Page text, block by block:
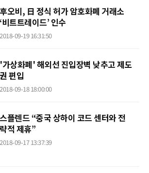
후오비, 日 정식 허가 암호화폐 거래소
‘비트트레이드’ 인수
2018-09-19 16:31:50
'가상화폐' 해외선 진입장벽 낮추고 제도
권 편입
2018-09-18 18:00:00
스플렌드 “중국 상하이 코드 센터와 전
략적 제휴”
2018-09-17 13:37:39